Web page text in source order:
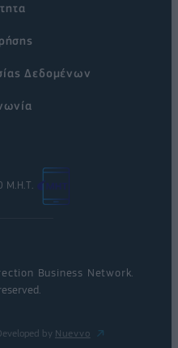
Δεδομένων
Μ.Η.Τ.
Business Network.
by Nuevvo